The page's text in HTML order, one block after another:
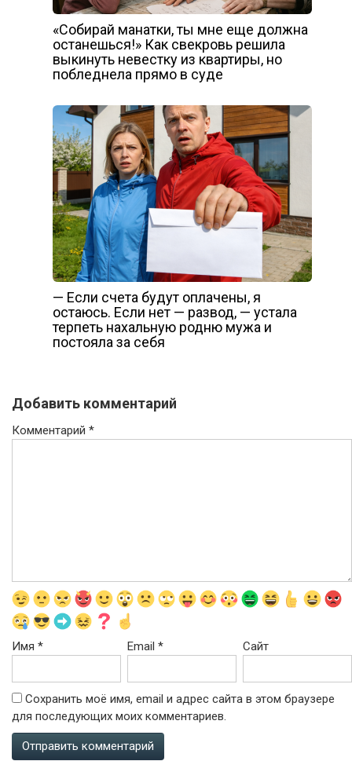
«Собирай манатки, ты мне еще должна
останешься!» Как свекровь решила
выкинуть невестку из квартиры, но
побледнела прямо в суде
— Если счета будут оплачены, я
остаюсь. Если нет — развод, — устала
терпеть нахальную родню мужа и
постояла за себя
Добавить комментарий
Комментарий *
Имя * Email* Сайт
Сохранить моё имя, email и адрес сайта в этом браузере
для последующих моих комментариев.